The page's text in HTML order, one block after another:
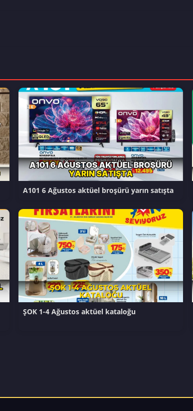
A101 6 Ağustos aktüel broşürü yarın satışta
ŞOK 1-4 Ağustos aktüel kataloğu